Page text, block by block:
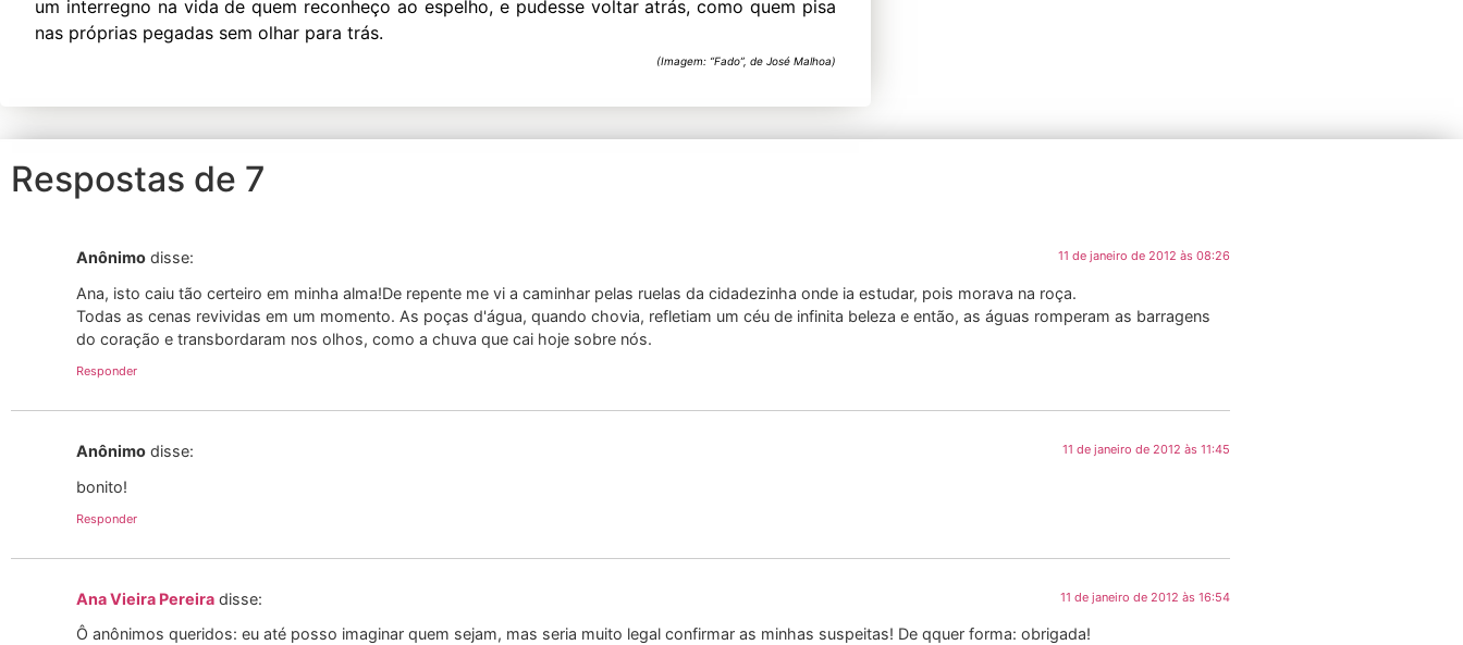
um interregno na vida de quem reconheço ao espelho, e pudesse voltar atrás, como quem pisa
nas próprias pegadas sem olhar para trás.
(Imagem: “Fado”, de José Malhoa)
Respostas de 7
Anônimo disse: 11 de janeiro de 2012 às 08:26
Ana, isto caiu tão certeiro em minha alma!De repente me vi a caminhar pelas ruelas da cidadezinha onde ia estudar, pois morava na roça.
Todas as cenas revividas em um momento. As poças d'água, quando chovia, refletiam um céu de infinita beleza e então, as águas romperam as barragens
do coração e transbordaram nos olhos, como a chuva que cai hoje sobre nós.
Responder
Anônimo disse: 11 de janeiro de 2012 às 11:45
bonito!
Responder
Ana Vieira Pereira disse: 11 de janeiro de 2012 às 16:54
Ô anônimos queridos: eu até posso imaginar quem sejam, mas seria muito legal confirmar as minhas suspeitas! De qquer forma: obrigada!